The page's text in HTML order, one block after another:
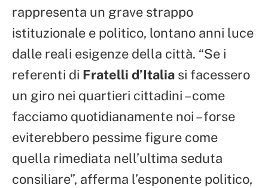
rappresenta un grave strappo
istituzionale e politico, lontano anni luce
dalle reali esigenze della città. “Se i
referenti di Fratelli d’Italia si facessero
un giro nei quartieri cittadini – come
facciamo quotidianamente noi – forse
eviterebbero pessime figure come
quella rimediata nell’ultima seduta
consiliare”, afferma l’esponente politico,